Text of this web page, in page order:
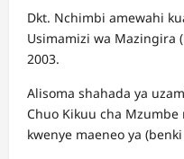
Dkt. Nchimbi amewahi
Usimamizi wa Mazingira
2003.
Alisoma shahada ya
Chuo Kikuu cha Mzumbe
kwenye maeneo ya